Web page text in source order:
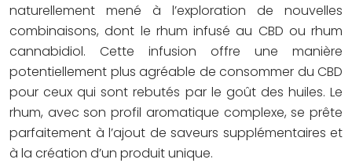
naturellement mené à l’exploration de nouvelles
combinaisons, dont le rhum infusé au CBD ou rhum
cannabidiol. Cette infusion offre une manière
potentiellement plus agréable de consommer du CBD
pour ceux qui sont rebutés par le goût des huiles. Le
rhum, avec son profil aromatique complexe, se prête
parfaitement à l’ajout de saveurs supplémentaires et
à la création d’un produit unique.